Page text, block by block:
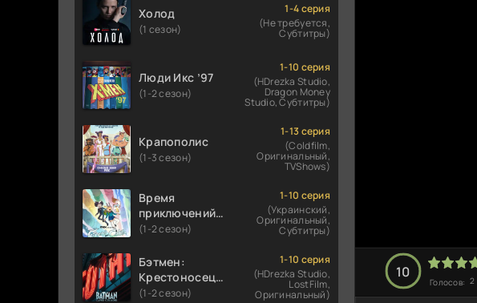
Холод
(1 сезон)
1-4 серия
(Не требуется,
Субтитры)
Люди Икс ’97
(1-2 сезон)
1-10 серия
(HDrezka Studio,
Dragon Money
Studio, Субтитры)
Крапополис
(1-3 сезон)
1-13 серия
(Coldfilm,
Оригинальный,
TVShows)
Время
приключений:
Фионна и Кейк
(1-2 сезон)
1-10 серия
(Украинский,
Оригинальный,
Субтитры)
Бэтмен:
Крестоносец в
плаще
(1-2 сезон)
1-10 серия
(HDrezka Studio,
LostFilm,
Оригинальный)
10
Голосов: 2